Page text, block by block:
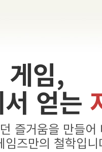
게임,
얻는
즐거움을 만들어
임즈만의 철학입